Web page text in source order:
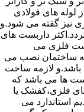
لوله های فولادی
سانتی متری نیز گفته می شود.و
می گردد.اکثر داربست های
فلزی می
به ساختمان نصب می
باشد.و لازمه ساخت
ها می باشد که
فلزی،کفشک یا
استاندارد می